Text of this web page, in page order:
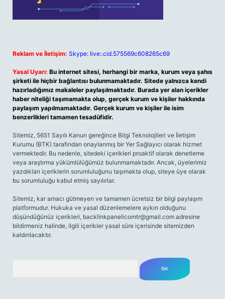
Reklam ve İletişim: Skype: live:.cid.575569c608265c69
Yasal Uyarı: Bu internet sitesi, herhangi bir marka, kurum veya şahıs
şirketi ile hiçbir bağlantısı bulunmamaktadır. Sitede yalnızca kendi
hazırladığımız makaleler paylaşılmaktadır. Burada yer alan içerikler
haber niteliği taşımamakta olup, gerçek kurum ve kişiler hakkında
paylaşım yapılmamaktadır. Gerçek kurum ve kişiler ile isim
benzerlikleri tamamen tesadüfidir.
Sitemiz, 5651 Sayılı Kanun gereğince Bilgi Teknolojileri ve İletişim
Kurumu (BTK) tarafından onaylanmış bir Yer Sağlayıcı olarak hizmet
vermektedir. Bu nedenle, sitedeki içerikleri proaktif olarak denetleme
veya araştırma yükümlülüğümüz bulunmamaktadır. Ancak, üyelerimiz
yazdıkları içeriklerin sorumluluğunu taşımakta olup, siteye üye olarak
bu sorumluluğu kabul etmiş sayılırlar.
Sitemiz, kar amacı gütmeyen ve tamamen ücretsiz bir bilgi paylaşım
platformudur. Hukuka ve yasal düzenlemelere aykırı olduğunu
düşündüğünüz içerikleri, backlinkpanelicomtr@gmail.com adresine
bildirmeniz halinde, ilgili içerikler yasal süre içerisinde sitemizden
kaldırılacaktır.